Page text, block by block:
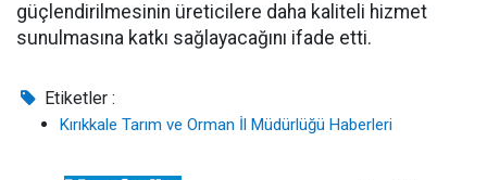
güçlendirilmesinin üreticilere daha kaliteli hizmet
sunulmasına katkı sağlayacağını ifade etti.
Etiketler :
Kırıkkale Tarım ve Orman İl Müdürlüğü Haberleri